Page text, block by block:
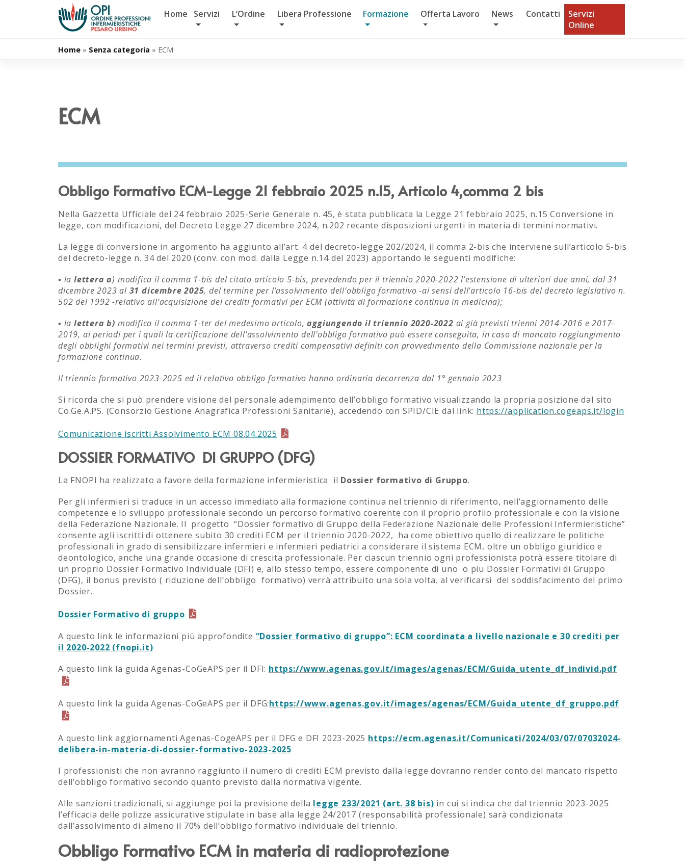
Home Servizi L’Ordine Libera Professione Formazione Offerta Lavoro News Contatti
Servizi
Online
Home » Senza categoria » ECM
ECM
Obbligo Formativo ECM-Legge 21 febbraio 2025 n.15, Articolo 4,comma 2 bis
Nella Gazzetta Ufficiale del 24 febbraio 2025-Serie Generale n. 45, è stata pubblicata la Legge 21 febbraio 2025, n.15 Conversione in
legge, con modificazioni, del Decreto Legge 27 dicembre 2024, n.202 recante disposizioni urgenti in materia di termini normativi.
La legge di conversione in argomento ha aggiunto all’art. 4 del decreto-legge 202/2024, il comma 2-bis che interviene sull’articolo 5-bis
del decreto-legge n. 34 del 2020 (conv. con mod. dalla Legge n.14 del 2023) apportando le seguenti modifiche:
▪ la lettera a) modifica il comma 1-bis del citato articolo 5-bis, prevedendo per il triennio 2020-2022l’estensione di ulteriori due anni, dal 31
dicembre 2023 al 31 dicembre 2025, del termine per l’assolvimento dell’obbligo formativo -ai sensi dell’articolo 16-bis del decreto legislativo n.
502 del 1992 -relativo all’acquisizione dei crediti formativi per ECM (attività di formazione continua in medicina);
▪ la lettera b) modifica il comma 1-ter del medesimo articolo,aggiungendo il triennio 2020-2022 aigià previsti trienni 2014-2016 e 2017-
2019, ai periodi per i quali la certificazione dell’assolvimento dell’obbligo formativo può essere conseguita, in caso di mancato raggiungimento
degli obblighi formativi nei termini previsti, attraverso crediti compensativi definiti con provvedimento della Commissione nazionale per la
formazione continua.
Il triennio formativo 2023-2025 ed il relativo obbligo formativo hanno ordinaria decorrenza dal 1° gennaio 2023
Si ricorda che si può prendere visione del personale adempimento dell’obbligo formativo visualizzando la propria posizione dal sito
Co.Ge.A.PS. (Consorzio Gestione Anagrafica Professioni Sanitarie), accedendo con SPID/CIE dal link: https://application.cogeaps.it/login
Comunicazione iscritti Assolvimento ECM 08.04.2025
DOSSIER FORMATIVO DI GRUPPO (DFG)
La FNOPI ha realizzato a favore della formazione infermieristica il Dossier formativo di Gruppo.
Per gli infermieri si traduce in un accesso immediato alla formazione continua nel triennio di riferimento, nell’aggiornamento delle
competenze e lo sviluppo professionale secondo un percorso formativo coerente con il proprio profilo professionale e con la visione
della Federazione Nazionale. Il progetto “Dossier formativo di Gruppo della Federazione Nazionale delle Professioni Infermieristiche”
consente agli iscritti di ottenere subito 30 crediti ECM per il triennio 2020-2022, ha come obiettivo quello di realizzare le politiche
professionali in grado di sensibilizzare infermieri e infermieri pediatrici a considerare il sistema ECM, oltre un obbligo giuridico e
deontologico, anche una grande occasione di crescita professionale. Per ciascun triennio ogni professionista potrà essere titolare di
un proprio Dossier Formativo Individuale (DFI) e, allo stesso tempo, essere componente di uno o piu Dossier Formativi di Gruppo
(DFG), il bonus previsto ( riduzione dell’obbligo formativo) verrà attribuito una sola volta, al verificarsi del soddisfacimento del primo
Dossier.
Dossier Formativo di gruppo
A questo link le informazioni più approfondite “Dossier formativo di gruppo”: ECM coordinata a livello nazionale e 30 crediti per
il 2020-2022 (fnopi.it)
A questo link la guida Agenas-CoGeAPS per il DFI: https://www.agenas.gov.it/images/agenas/ECM/Guida_utente_df_individ.pdf
A questo link la guida Agenas-CoGeAPS per il DFG:https://www.agenas.gov.it/images/agenas/ECM/Guida_utente_df_gruppo.pdf
A questo link aggiornamenti Agenas-CogeAPS per il DFG e DFI 2023-2025 https://ecm.agenas.it/Comunicati/2024/03/07/07032024-
delibera-in-materia-di-dossier-formativo-2023-2025
I professionisti che non avranno raggiunto il numero di crediti ECM previsto dalla legge dovranno render conto del mancato rispetto
dell’obbligo formativo secondo quanto previsto dalla normativa vigente.
Alle sanzioni tradizionali, si aggiunge poi la previsione della legge 233/2021 (art. 38 bis) in cui si indica che dal triennio 2023-2025
l’efficacia delle polizze assicurative stipulate in base alla legge 24/2017 (responsabilità professionale) sarà condizionata
dall’assolvimento di almeno il 70% dell’obbligo formativo individuale del triennio.
Obbligo Formativo ECM in materia di radioprotezione